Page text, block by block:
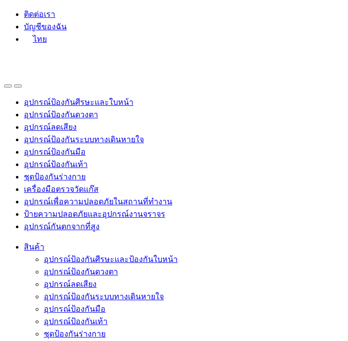
Skip
navigation
Skip
content
ติดต่อเรา
บัญชีของฉัน
ไทย
อุปกรณ์ป้องกันศีรษะและใบหน้า
อุปกรณ์ป้องกันดวงตา
อุปกรณ์ลดเสียง
อุปกรณ์ป้องกันระบบทางเดินหายใจ
อุปกรณ์ป้องกันมือ
อุปกรณ์ป้องกันเท้า
ชุดป้องกันร่างกาย
เครื่องมือตรวจวัดแก๊ส
อุปกรณ์เพื่อความปลอดภัยในสถานที่ทำงาน
ป้ายความปลอดภัยและอุปกรณ์งานจราจร
อุปกรณ์กันตกจากที่สูง
สินค้า
อุปกรณ์ป้องกันศีรษะและป้องกันใบหน้า
อุปกรณ์ป้องกันดวงตา
อุปกรณ์ลดเสียง
อุปกรณ์ป้องกันระบบทางเดินหายใจ
อุปกรณ์ป้องกันมือ
อุปกรณ์ป้องกันเท้า
ชุดป้องกันร่างกาย